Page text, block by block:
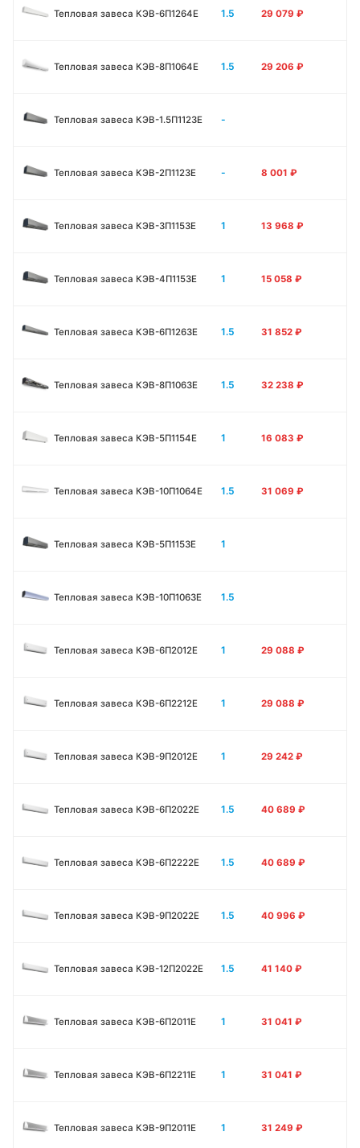
Тепловая завеса КЭВ-6П1264E 1.5 29 079 ₽
Тепловая завеса КЭВ-8П1064E 1.5 29 206 ₽
Тепловая завеса КЭВ-1.5П1123E -
Тепловая завеса КЭВ-2П1123E - 8 001 ₽
Тепловая завеса КЭВ-3П1153E 1 13 968 ₽
Тепловая завеса КЭВ-4П1153E 1 15 058 ₽
Тепловая завеса КЭВ-6П1263E 1.5 31 852 ₽
Тепловая завеса КЭВ-8П1063E 1.5 32 238 ₽
Тепловая завеса КЭВ-5П1154E 1 16 083 ₽
Тепловая завеса КЭВ-10П1064E 1.5 31 069 ₽
Тепловая завеса КЭВ-5П1153E 1
Тепловая завеса КЭВ-10П1063E 1.5
Тепловая завеса КЭВ-6П2012Е 1 29 088 ₽
Тепловая завеса КЭВ-6П2212Е 1 29 088 ₽
Тепловая завеса КЭВ-9П2012Е 1 29 242 ₽
Тепловая завеса КЭВ-6П2022Е 1.5 40 689 ₽
Тепловая завеса КЭВ-6П2222Е 1.5 40 689 ₽
Тепловая завеса КЭВ-9П2022Е 1.5 40 996 ₽
Тепловая завеса КЭВ-12П2022Е 1.5 41 140 ₽
Тепловая завеса КЭВ-6П2011E 1 31 041 ₽
Тепловая завеса КЭВ-6П2211E 1 31 041 ₽
Тепловая завеса КЭВ-9П2011E 1 31 249 ₽